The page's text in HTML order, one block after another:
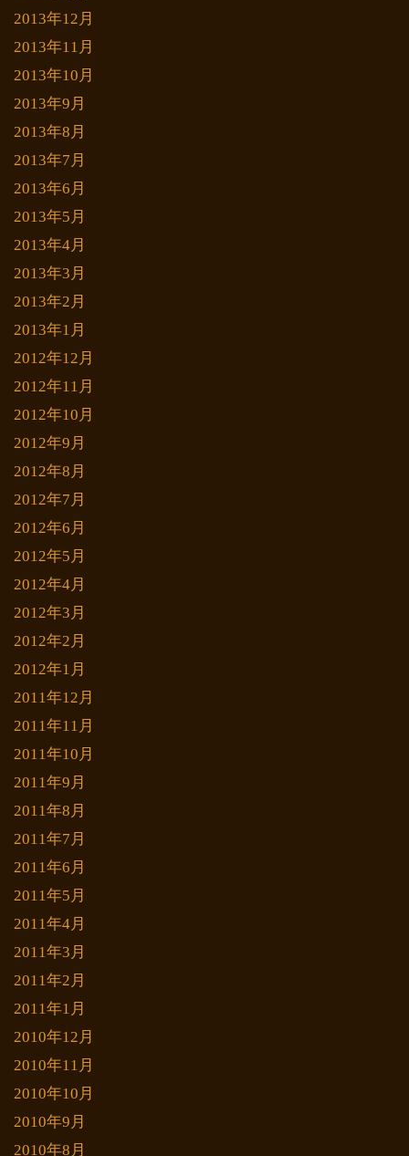
2013年12月
2013年11月
2013年10月
2013年9月
2013年8月
2013年7月
2013年6月
2013年5月
2013年4月
2013年3月
2013年2月
2013年1月
2012年12月
2012年11月
2012年10月
2012年9月
2012年8月
2012年7月
2012年6月
2012年5月
2012年4月
2012年3月
2012年2月
2012年1月
2011年12月
2011年11月
2011年10月
2011年9月
2011年8月
2011年7月
2011年6月
2011年5月
2011年4月
2011年3月
2011年2月
2011年1月
2010年12月
2010年11月
2010年10月
2010年9月
2010年8月